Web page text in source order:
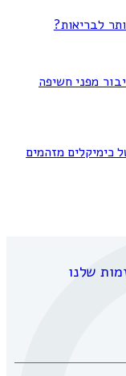
לבריאות?
מפני חשיפה
מזהמים
שלנו